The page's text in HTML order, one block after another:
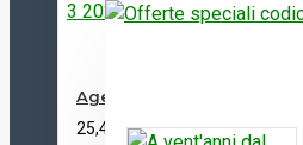
Agenda legale LEX 3 2027
25,41 €